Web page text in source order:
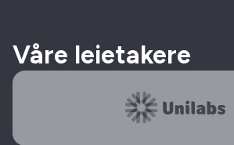
Våre leietakere